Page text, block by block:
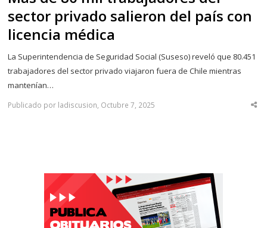
sector privado salieron del país con
licencia médica
La Superintendencia de Seguridad Social (Suseso) reveló que 80.451
trabajadores del sector privado viajaron fuera de Chile mientras
mantenían…
Publicado por ladiscusion, Octubre 7, 2025